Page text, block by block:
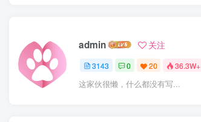
admin 关注
3143 0 20 36.3W+
这家伙很懒，什么都没有写...